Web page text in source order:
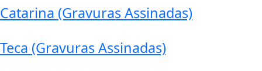
Catarina (Gravuras Assinadas)
Teca (Gravuras Assinadas)